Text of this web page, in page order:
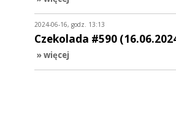
2024-06-16, godz. 13:13
Czekolada #590
» więcej